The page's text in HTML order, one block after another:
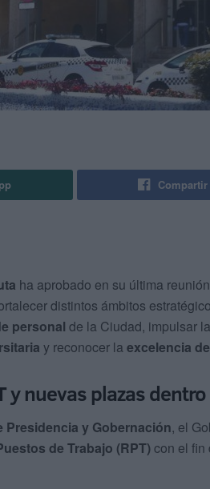
ha aprobado en su última
distintos ámbitos
personal de la Ciudad, impulsar la
y reconocer la excelencia
y nuevas plazas
Presidencia y Gobernación, el
de Trabajo (RPT)con el fin